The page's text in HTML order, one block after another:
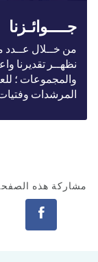
جــــوائـزنا
من خــلال عــدد من
نظهــر تقديرنا
والمجموعات ؛
المرشدات وفتيات
هذه الصفحة